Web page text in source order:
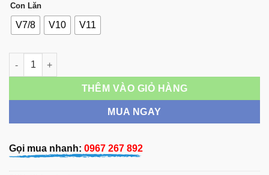
Con Lăn
V7/8 V10 V11
Thanh bàn chải cuộn cho Dyson V7/V8/V10/V11 số lượng
THÊM VÀO GIỎ HÀNG
MUA NGAY
Gọi mua nhanh: 0967 267 892